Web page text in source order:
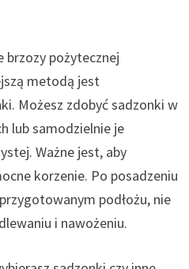
brzozy pożytecznej
metodą jest
Możesz zdobyć sadzonki w
lub samodzielnie je
Ważne jest, aby
korzenie. Po posadzeniu
podłożu, nie
i nawożeniu.